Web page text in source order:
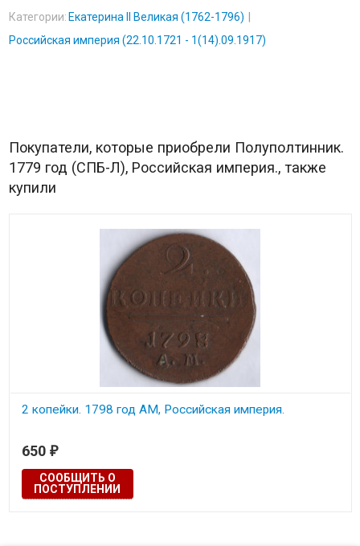
Категории: Екатерина II Великая (1762-1796)
Российская империя (22.10.1721 - 1(14).09.1917)
Покупатели, которые приобрели Полуполтинник.
1779 год (СПБ-ѲЛ), Российская империя., также
купили
2 копейки. 1798 год АМ, Российская империя.
650 ₽
СООБЩИТЬ О
ПОСТУПЛЕНИИ